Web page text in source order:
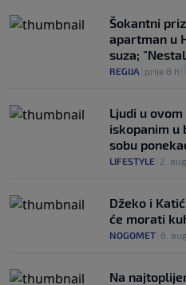
Šokantni
apartman u
suza;
REGIJA prije 8 h
Ljudi u
iskopanim u
sobu
LIFESTYLE 2. aug.
Džeko i
će morati
NOGOMET 6. aug.
Na